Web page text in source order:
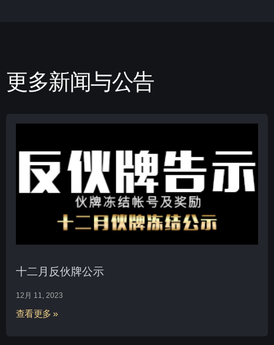
更多新闻与公告
十二月反伙牌公示
12月 11, 2023
查看更多 »